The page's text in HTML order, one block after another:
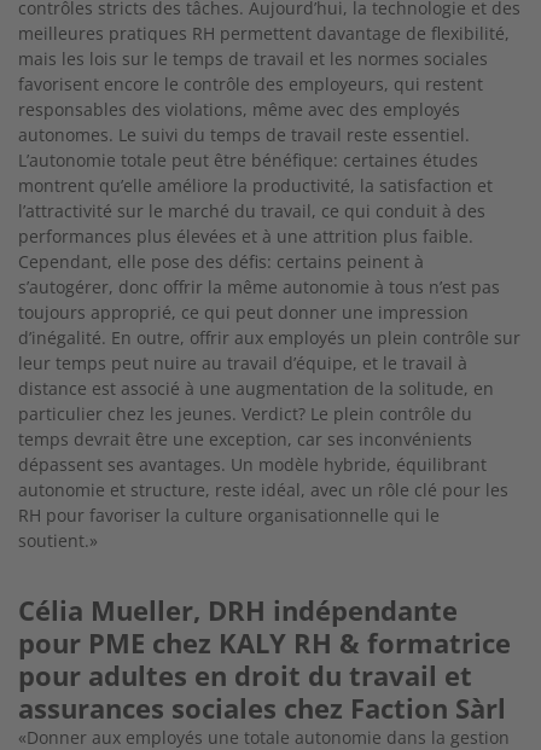
contrôles stricts des tâches. Aujourd’hui, la technologie et des
meilleures pratiques RH permettent davantage de flexibilité,
mais les lois sur le temps de travail et les normes sociales
favorisent encore le contrôle des employeurs, qui restent
responsables des violations, même avec des employés
autonomes. Le suivi du temps de travail reste essentiel.
L’autonomie totale peut être bénéfique: certaines études
montrent qu’elle améliore la productivité, la satisfaction et
l’attractivité sur le marché du travail, ce qui conduit à des
performances plus élevées et à une attrition plus faible.
Cependant, elle pose des défis: certains peinent à
s’autogérer, donc offrir la même autonomie à tous n’est pas
toujours approprié, ce qui peut donner une impression
d’inégalité. En outre, offrir aux employés un plein contrôle sur
leur temps peut nuire au travail d’équipe, et le travail à
distance est associé à une augmentation de la solitude, en
particulier chez les jeunes. Verdict? Le plein contrôle du
temps devrait être une exception, car ses inconvénients
dépassent ses avantages. Un modèle hybride, équilibrant
autonomie et structure, reste idéal, avec un rôle clé pour les
RH pour favoriser la culture organisationnelle qui le
soutient.»
Célia Mueller, DRH indépendante
pour PME chez KALY RH & formatrice
pour adultes en droit du travail et
assurances sociales chez Faction Sàrl
«Donner aux employés une totale autonomie dans la gestion